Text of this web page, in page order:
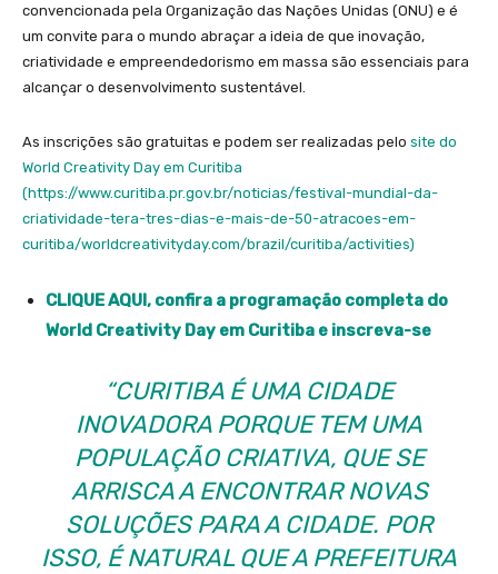
convencionada pela Organização das Nações Unidas (ONU) e é
um convite para o mundo abraçar a ideia de que inovação,
criatividade e empreendedorismo em massa são essenciais para
alcançar o desenvolvimento sustentável.
As inscrições são gratuitas e podem ser realizadas pelo site do
World Creativity Day em Curitiba
(https://www.curitiba.pr.gov.br/noticias/festival-mundial-da-
criatividade-tera-tres-dias-e-mais-de-50-atracoes-em-
curitiba/worldcreativityday.com/brazil/curitiba/activities)
CLIQUE AQUI, confira a programação completa do
World Creativity Day em Curitiba e inscreva-se
“CURITIBA É UMA CIDADE
INOVADORA PORQUE TEM UMA
POPULAÇÃO CRIATIVA, QUE SE
ARRISCA A ENCONTRAR NOVAS
SOLUÇÕES PARA A CIDADE. POR
ISSO, É NATURAL QUE A PREFEITURA